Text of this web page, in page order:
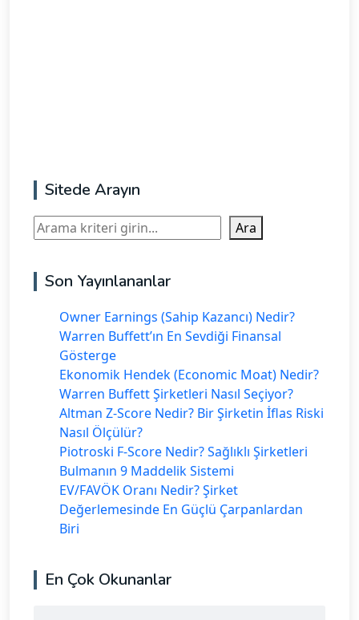
Sitede Arayın
Ara Ara
Son Yayınlananlar
Owner Earnings (Sahip Kazancı) Nedir?
Warren Buffett’ın En Sevdiği Finansal
Gösterge
Ekonomik Hendek (Economic Moat) Nedir?
Warren Buffett Şirketleri Nasıl Seçiyor?
Altman Z-Score Nedir? Bir Şirketin İflas Riski
Nasıl Ölçülür?
Piotroski F-Score Nedir? Sağlıklı Şirketleri
Bulmanın 9 Maddelik Sistemi
EV/FAVÖK Oranı Nedir? Şirket
Değerlemesinde En Güçlü Çarpanlardan
Biri
En Çok Okunanlar